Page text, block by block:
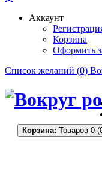
Аккаунт
Корзина
Оформить
Список желаний (0)
Корзина: Товаров 0